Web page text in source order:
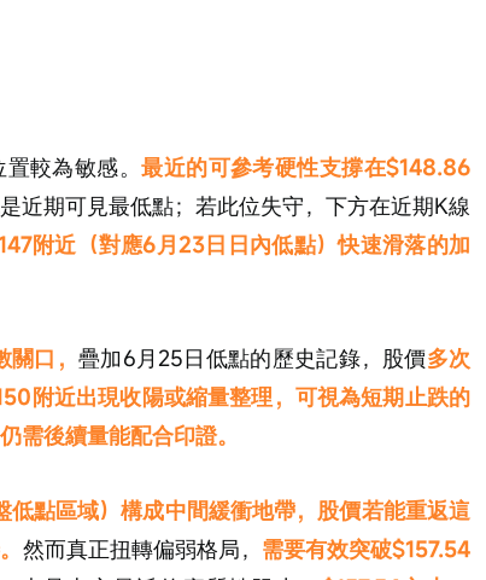
較為敏感。最近的可參考硬性支撐在$148.86
期可見最低點；若此位失守，下方在近期K線
附近（對應6月23日日內低點）快速滑落的加
口， 疊加6月25日低點的歷史記錄，股價多次
附近出現收陽或縮量整理，可視為短期止跌的
需後續量能配合印證。
點區域）構成中間緩衝地帶，股價若能重返這
然而真正扭轉偏弱格局， 需要有效突破$157.54